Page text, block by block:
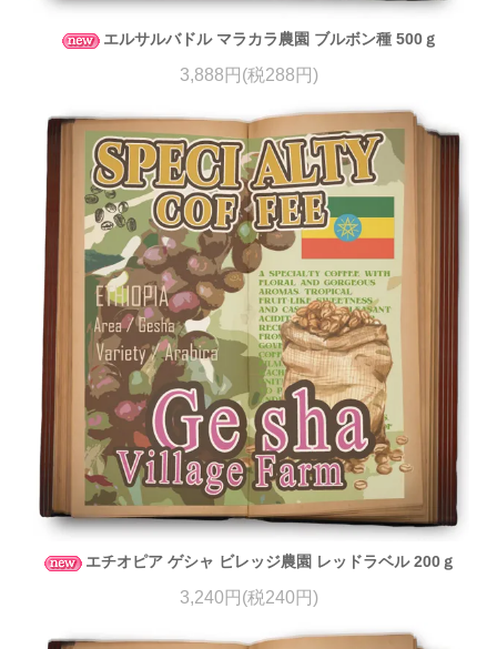
エルサルバドル マラカラ農園 ブルボン種 500ｇ
3,888円(税288円)
エチオピア ゲシャ ビレッジ農園 レッドラベル 200ｇ
3,240円(税240円)